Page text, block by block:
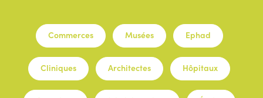
Commerces Musées Ephad
Cliniques Architectes Hôpitaux